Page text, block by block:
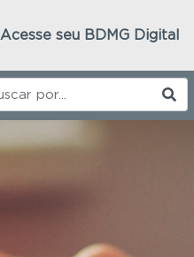
Acesse seu BDMG Digital